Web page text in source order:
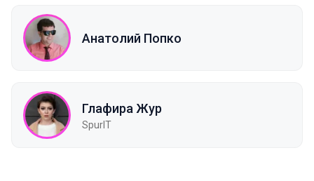
Анатолий Попко
Глафира Жур
SpurIT